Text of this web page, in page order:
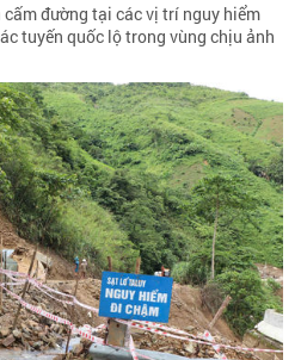
cấm đường tại các vị trí nguy hiểm
tuyến quốc lộ trong vùng chịu ảnh